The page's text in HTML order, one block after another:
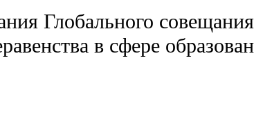
Глобального
в сфере